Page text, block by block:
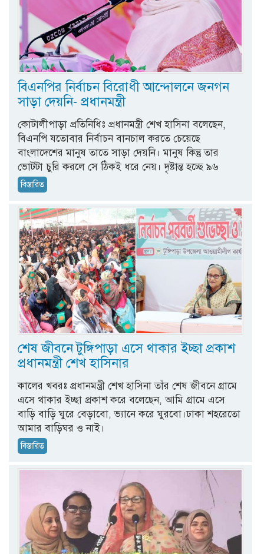
বিএনপির নির্বাচন বিরোধী আন্দোলনে জনগন
সাড়া দেয়নি- প্রধানমন্ত্রী
কোটালীপাড়া প্রতিনিধিঃ প্রধানমন্ত্রী শেখ হাসিনা বলেছেন,
বিএনপি যতোবার নির্বাচন বানচাল করতে চেয়েছে
বাংলাদেশের মানুষ তাতে সাড়া দেয়নি। মানুষ কিন্তু তার
ভোটটা চুরি করলে সে ঠিকই ধরে নেয়। দৃষ্টান্ত হচ্ছে ৯৬
বিস্তারিত
শেষ জীবনে টুঙ্গিপাড়া এসে থাকার ইচ্ছা প্রকাশ
প্রধানমন্ত্রী শেখ হাসিনার
কালের খবরঃ প্রধানমন্ত্রী শেখ হাসিনা তাঁর শেষ জীবনে গ্রামে
এসে থাকার ইচ্ছা প্রকাশ করে বলেছেন, আমি গ্রামে এসে
বাড়ি বাড়ি ঘুরে বেড়াবো, ভ্যানে করে ঘুরবো।ঢাকা শহরেতো
আমার বাড়িঘর ও নাই।
বিস্তারিত